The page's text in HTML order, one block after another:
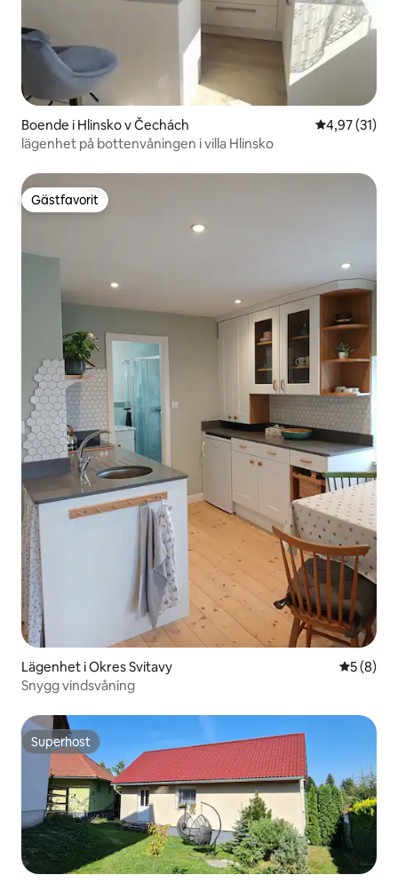
Boende i Hlinsko v Čechách 4,97 av 5 i
4,97 (31)
lägenhet på bottenvåningen i villa Hlinsko
Gästfavorit
Gästfavorit
Lägenhet i Okres Svitavy 5 av 5 i
5 (8)
Snygg vindsvåning
Superhost
Superhost